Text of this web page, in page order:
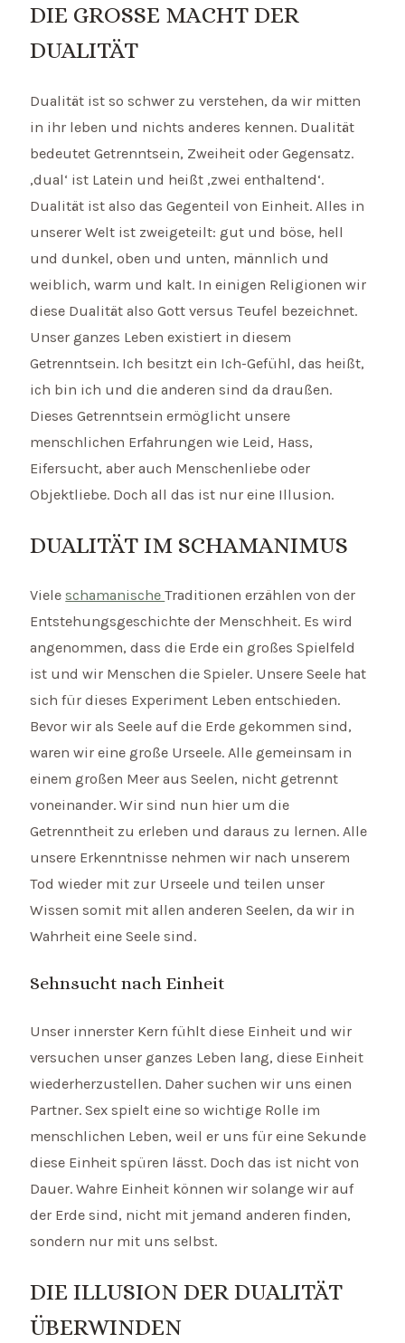
DIE GROSSE MACHT DER D
UALITÄT
Dualität ist so schwer zu verstehen, da wir mitten
in ihr leben und nichts anderes kennen. Dualität
bedeutet Getrenntsein, Zweiheit oder Gegensatz.
‚dual‘ ist Latein und heißt ‚zwei enthaltend‘.
Dualität ist also das Gegenteil von Einheit. Alles in
unserer Welt ist zweigeteilt: gut und böse, hell
und dunkel, oben und unten, männlich und
weiblich, warm und kalt. In einigen Religionen wir
diese Dualität also Gott versus Teufel bezeichnet.
Unser ganzes Leben existiert in diesem
Getrenntsein. Ich besitzt ein Ich-Gefühl, das heißt,
ich bin ich und die anderen sind da draußen.
Dieses Getrenntsein ermöglicht unsere
menschlichen Erfahrungen wie Leid, Hass,
Eifersucht, aber auch Menschenliebe oder
Objektliebe. Doch all das ist nur eine Illusion.
DUALITÄT IM SCHAMANIMUS
Viele schamanischeTraditionen erzählen von der
Entstehungsgeschichte der Menschheit. Es wird
angenommen, dass die Erde ein großes Spielfeld
ist und wir Menschen die Spieler. Unsere Seele hat
sich für dieses Experiment Leben entschieden.
Bevor wir als Seele auf die Erde gekommen sind,
waren wir eine große Urseele. Alle gemeinsam in
einem großen Meer aus Seelen, nicht getrennt
voneinander. Wir sind nun hier um die
Getrenntheit zu erleben und daraus zu lernen. Alle
unsere Erkenntnisse nehmen wir nach unserem
Tod wieder mit zur Urseele und teilen unser
Wissen somit mit allen anderen Seelen, da wir in
Wahrheit eine Seele sind.
Sehnsucht nach Einheit
Unser innerster Kern fühlt diese Einheit und wir
versuchen unser ganzes Leben lang, diese Einheit
wiederherzustellen. Daher suchen wir uns einen
Partner. Sex spielt eine so wichtige Rolle im
menschlichen Leben, weil er uns für eine Sekunde
diese Einheit spüren lässt. Doch das ist nicht von
Dauer. Wahre Einheit können wir solange wir auf
der Erde sind, nicht mit jemand anderen finden,
sondern nur mit uns selbst.
DIE ILLUSION DER DUALITÄT
ÜBERWINDEN